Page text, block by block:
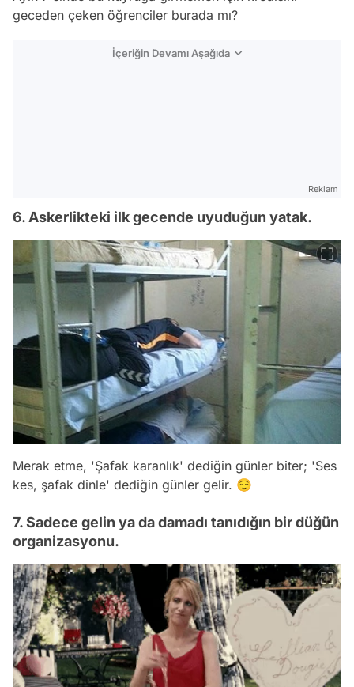
geceden çeken öğrenciler burada mı?
İçeriğin Devamı Aşağıda
Reklam
6. Askerlikteki ilk gecende uyuduğun yatak.
Merak etme, 'Şafak karanlık' dediğin günler biter; 'Ses
kes, şafak dinle' dediğin günler gelir. 😌
7. Sadece gelin ya da damadı tanıdığın bir düğün
organizasyonu.